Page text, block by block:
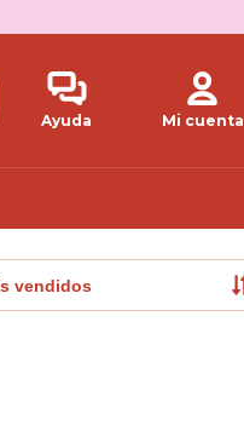
Ayuda Mi cuenta